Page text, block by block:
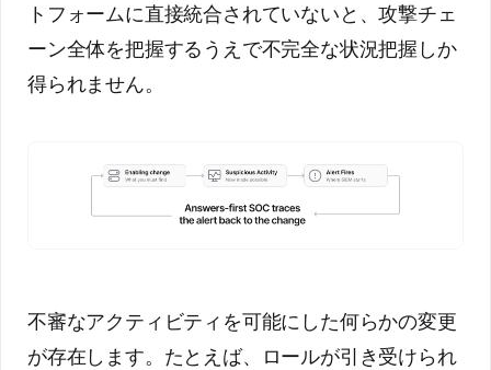
トフォームに直接統合されていないと、攻撃チェ
ーン全体を把握するうえで不完全な状況把握しか
得られません。
不審なアクティビティを可能にした何らかの変更
が存在します。たとえば、ロールが引き受けられ